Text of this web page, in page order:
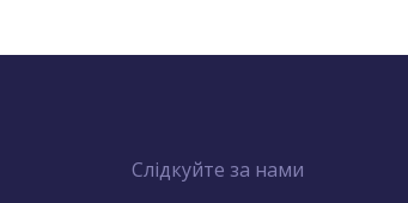
Слідкуйте за нами